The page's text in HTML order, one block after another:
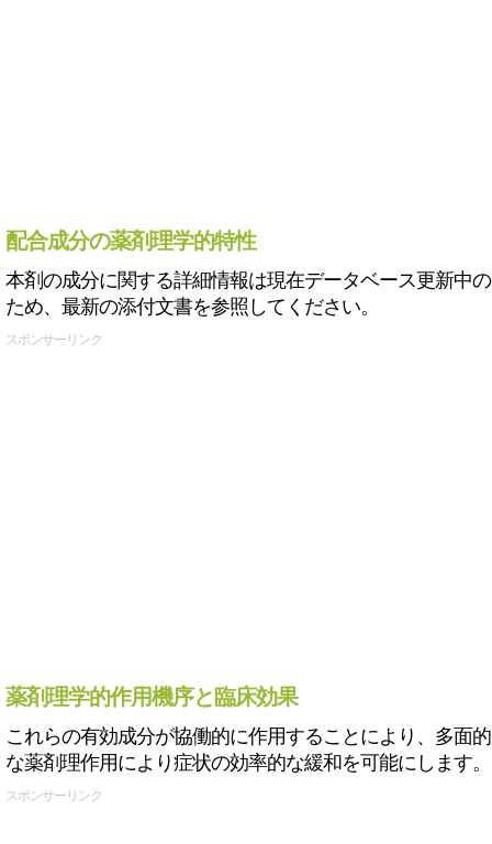
配合成分の薬剤理学的特性
本剤の成分に関する詳細情報は現在データベース更新中の
ため、最新の添付文書を参照してください。
スポンサーリンク
薬剤理学的作用機序と臨床効果
これらの有効成分が協働的に作用することにより、多面的
な薬剤理作用により症状の効率的な緩和を可能にします。
スポンサーリンク